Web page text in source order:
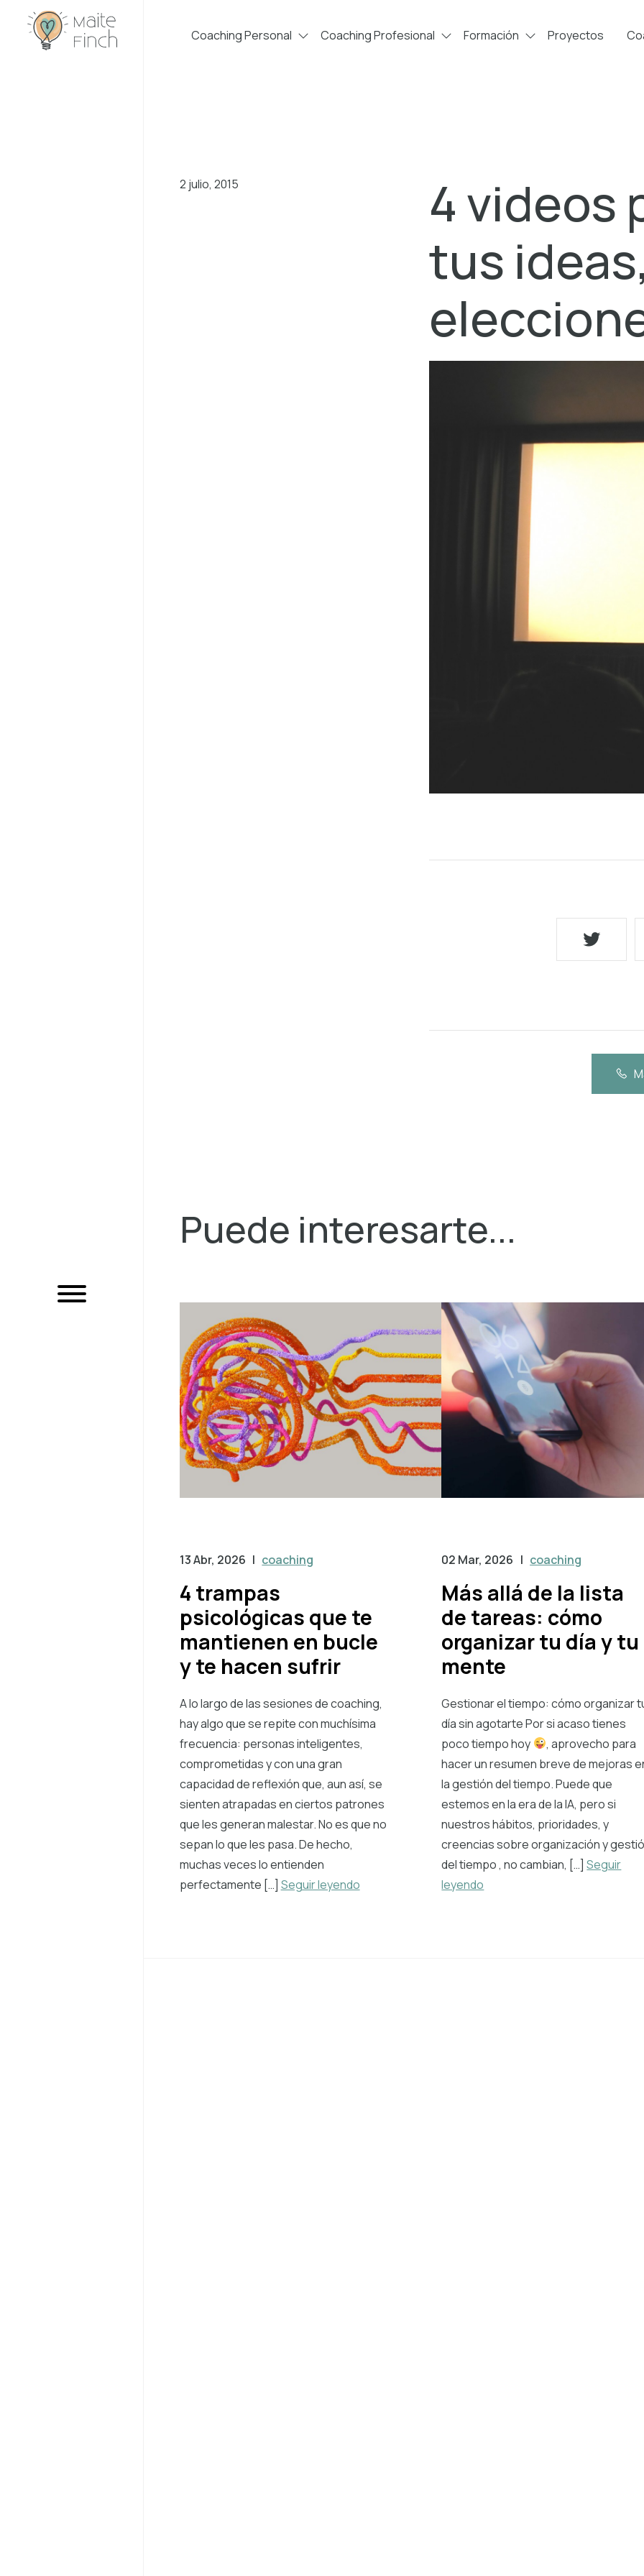
Coaching Personal Coaching Profesional Formación Proyectos
2 julio, 2015
4 videos
tus
Puede interesarte...
13 Abr, 2026 | coaching
4 trampas
psicológicas que te
mantienen en bucle
y te hacen sufrir
A lo largo de las sesiones de coaching,
hay algo que se repite con muchísima
frecuencia: personas inteligentes,
comprometidas y con una gran
capacidad de reflexión que, aun así, se
sienten atrapadas en ciertos patrones
que les generan malestar. No es que no
sepan lo que les pasa. De hecho,
muchas veces lo entienden
perfectamente […] Seguir leyendo
02 Mar, 2026 | coaching
Más allá de la lista
de tareas: cómo
organizar tu día y tu
mente
Gestionar el tiempo: cómo organizar
día sin agotarte Por si acaso tienes
poco tiempo hoy
, aprovecho para
hacer un resumen breve de mejoras
la gestión del tiempo. Puede que
estemos en la era de la IA, pero si
nuestros hábitos, prioridades, y
creencias sobre organización y
del tiempo , no cambian, […]Seguir
leyendo